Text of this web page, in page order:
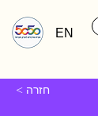
EN
< חזרה